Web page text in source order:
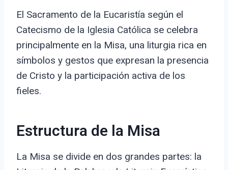
El Sacramento de la Eucaristía según el
Catecismo de la Iglesia Católica se celebra
principalmente en la Misa, una liturgia rica en
símbolos y gestos que expresan la presencia
de Cristo y la participación activa de los
fieles.
Estructura de la Misa
La Misa se divide en dos grandes partes: la